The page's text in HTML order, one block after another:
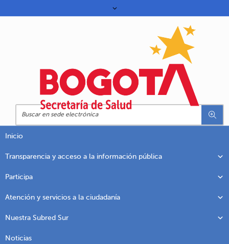
Inicio
Transparencia y acceso a la información pública
Participa
Atención y servicios a la ciudadanía
Nuestra Subred Sur
Noticias